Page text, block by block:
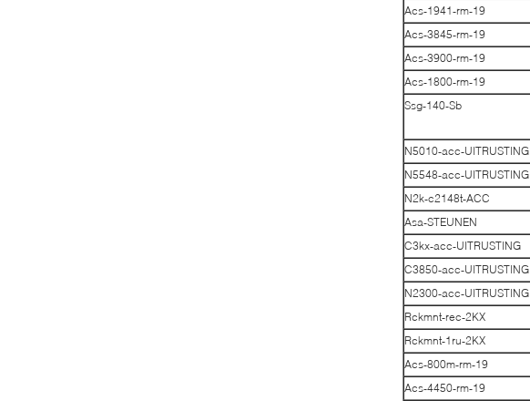
Acs-1941-rm-19
Acs-3845-rm-19
Acs-3900-rm-19
Acs-1800-rm-19
Ssg-140-Sb
N5010-acc-UITRUSTING
N5548-acc-UITRUSTING
N2k-c2148t-ACC
Asa-STEUNEN
C3kx-acc-UITRUSTING
C3850-acc-UITRUSTING
N2300-acc-UITRUSTING
Rckmnt-rec-2KX
Rckmnt-1ru-2KX
Acs-800m-rm-19
Acs-4450-rm-19